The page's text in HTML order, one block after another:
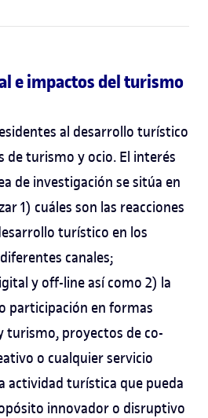
e impactos del turismo
al desarrollo turístico
turismo y ocio. El interés
de investigación se sitúa en
1) cuáles son las reacciones
turístico en los
canales;
y off-line así como 2) la
participación en formas
turismo, proyectos de co-
o cualquier servicio
actividad turística que pueda
innovador o disruptivo